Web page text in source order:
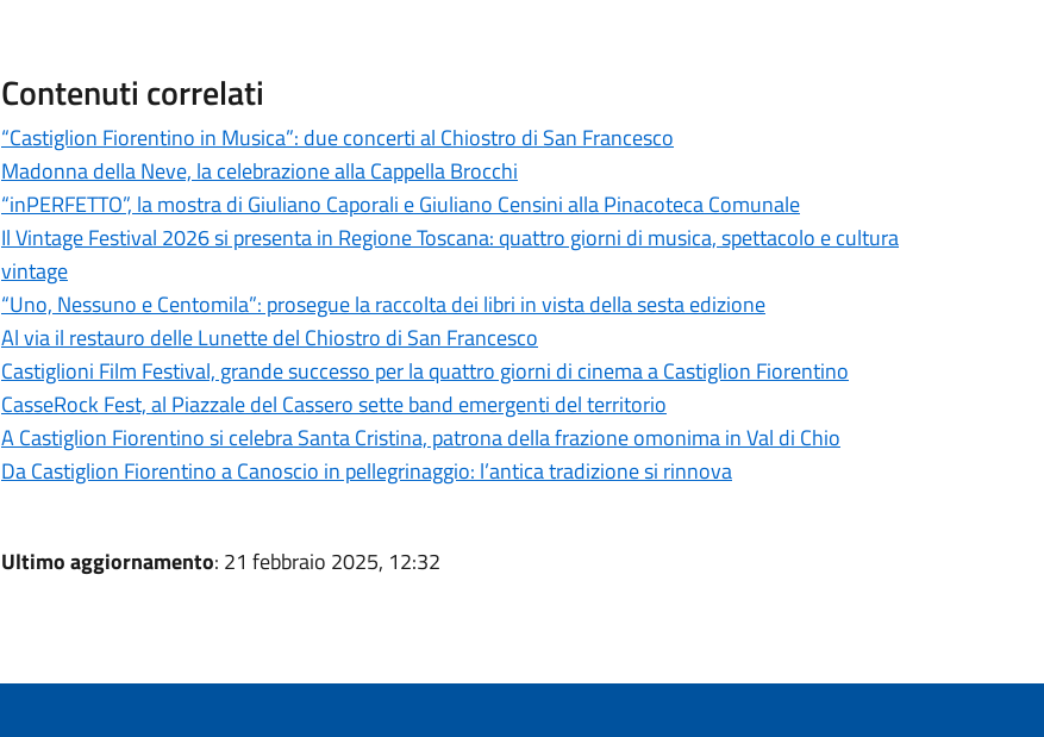
Contenuti correlati
“Castiglion Fiorentino in Musica”: due concerti al Chiostro di San Francesco
Madonna della Neve, la celebrazione alla Cappella Brocchi
“inPERFETTO”, la mostra di Giuliano Caporali e Giuliano Censini alla Pinacoteca Comunale
Il Vintage Festival 2026 si presenta in Regione Toscana: quattro giorni di musica, spettacolo e cultura
vintage
“Uno, Nessuno e Centomila”: prosegue la raccolta dei libri in vista della sesta edizione
Al via il restauro delle Lunette del Chiostro di San Francesco
Castiglioni Film Festival, grande successo per la quattro giorni di cinema a Castiglion Fiorentino
CasseRock Fest, al Piazzale del Cassero sette band emergenti del territorio
A Castiglion Fiorentino si celebra Santa Cristina, patrona della frazione omonima in Val di Chio
Da Castiglion Fiorentino a Canoscio in pellegrinaggio: l’antica tradizione si rinnova
Ultimo aggiornamento: 21 febbraio 2025, 12:32